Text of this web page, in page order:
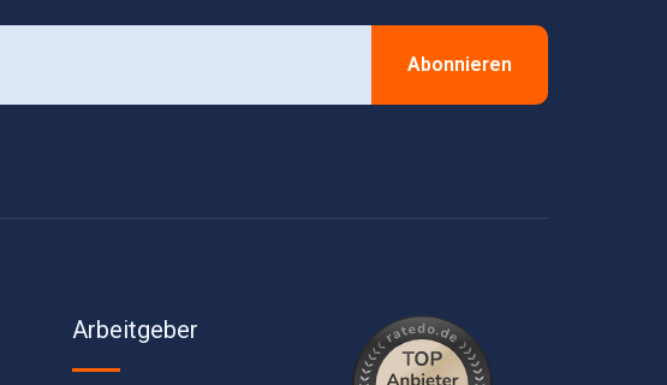
Abonnieren
Arbeitgeber